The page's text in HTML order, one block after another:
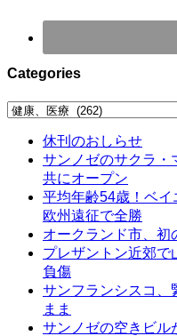
Categories
Categories
休刊のおしらせ
サンノゼのサクラ・
共にオープン
平均年齢54歳！ベイ
欧州遠征で全勝
オークランド市、初
プレザントン近郊で
負傷
サンフランシスコ、
まま
サンノゼの空きビル